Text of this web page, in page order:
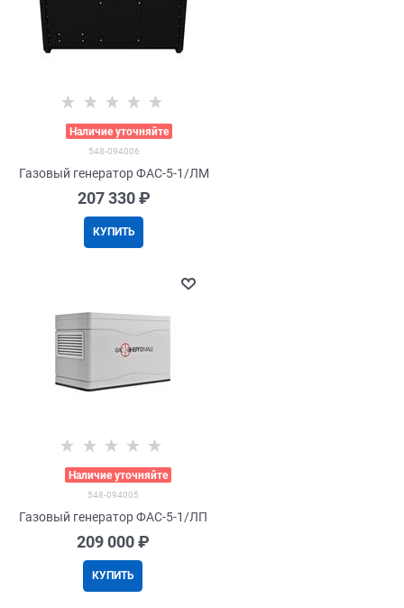
Наличие уточняйте
548-094006
Газовый генератор ФАС-5-1/ЛМ
207 330 ₽
КУПИТЬ
Наличие уточняйте
548-094005
Газовый генератор ФАС-5-1/ЛП
209 000 ₽
КУПИТЬ